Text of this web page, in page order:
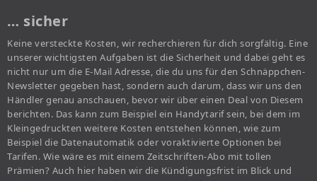
… sicher
Keine versteckte Kosten, wir recherchieren für dich sorgfältig. Eine
unserer wichtigsten Aufgaben ist die Sicherheit und dabei geht es
nicht nur um die E-Mail Adresse, die du uns für den Schnäppchen-
Newsletter gegeben hast, sondern auch darum, dass wir uns den
Händler genau anschauen, bevor wir über einen Deal von Diesem
berichten. Das kann zum Beispiel ein Handytarif sein, bei dem im
Kleingedruckten weitere Kosten entstehen können, wie zum
Beispiel die Datenautomatik oder voraktivierte Optionen bei
Tarifen. Wie wäre es mit einem Zeitschriften-Abo mit tollen
Prämien? Auch hier haben wir die Kündigungsfrist im Blick und